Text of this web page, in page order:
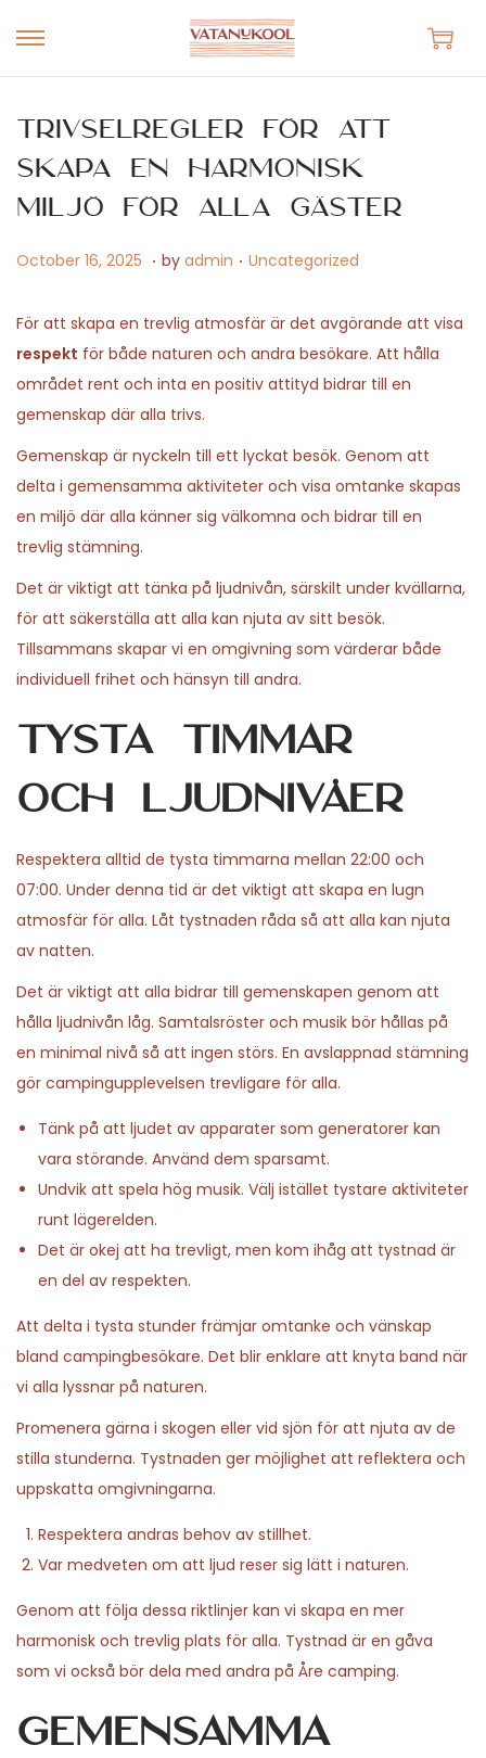
S
p
t
a
i
g
a
i
o
n
S
p
t
o
t
e
n
Trivselregler för att
skapa en harmonisk
miljö för alla gäster
P
s
t
e
d
October 16, 2025 M
y
4
,
. by admin . P
s
t
e
n
Uncategorized
För att skapa en trevlig atmosfär är det avgörande att visa
respekt för både naturen och andra besökare. Att hålla
området rent och inta en positiv attityd bidrar till en
gemenskap där alla trivs.
Gemenskap är nyckeln till ett lyckat besök. Genom att
delta i gemensamma aktiviteter och visa omtanke skapas
en miljö där alla känner sig välkomna och bidrar till en
trevlig stämning.
Det är viktigt att tänka på ljudnivån, särskilt under kvällarna,
för att säkerställa att alla kan njuta av sitt besök.
Tillsammans skapar vi en omgivning som värderar både
individuell frihet och hänsyn till andra.
Tysta timmar
och ljudnivåer
Respektera alltid de tysta timmarna mellan 22:00 och
07:00. Under denna tid är det viktigt att skapa en lugn
atmosfär för alla. Låt tystnaden råda så att alla kan njuta
av natten.
Det är viktigt att alla bidrar till gemenskapen genom att
hålla ljudnivån låg. Samtalsröster och musik bör hållas på
en minimal nivå så att ingen störs. En avslappnad stämning
gör campingupplevelsen trevligare för alla.
Tänk på att ljudet av apparater som generatorer kan
vara störande. Använd dem sparsamt.
Undvik att spela hög musik. Välj istället tystare aktiviteter
runt lägerelden.
Det är okej att ha trevligt, men kom ihåg att tystnad är
en del av respekten.
Att delta i tysta stunder främjar omtanke och vänskap
bland campingbesökare. Det blir enklare att knyta band när
vi alla lyssnar på naturen.
Promenera gärna i skogen eller vid sjön för att njuta av de
stilla stunderna. Tystnaden ger möjlighet att reflektera och
uppskatta omgivningarna.
Respektera andras behov av stillhet.
Var medveten om att ljud reser sig lätt i naturen.
Genom att följa dessa riktlinjer kan vi skapa en mer
harmonisk och trevlig plats för alla. Tystnad är en gåva
som vi också bör dela med andra på Åre camping.
Gemensamma